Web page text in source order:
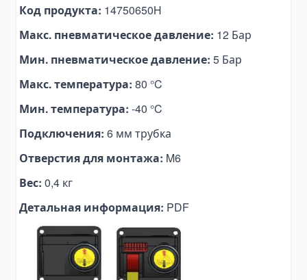
Lift Tables
Skid Rollers
Geared Trolley
Electric Hoist Trolley
Automotive Tools and Equipment
Transmission Repair Tools
Suspension Repair Tools
Spring Compressors and Strut Tools
Tire Maintenance Tools
Cooling System Tools
Код продукта: 14750650H
Макс. пневматическое давление: 12 Бар
Мин. пневматическое давление: 5 Бар
Макс. температура: 80 °C
Мин. температура: -40 °C
Подключения: 6 мм трубка
Отверстия для монтажа: M6
Вес: 0,4 кг
Детальная информация: PDF